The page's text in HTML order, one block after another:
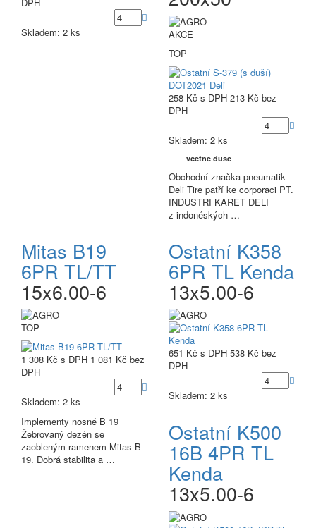
Skladem: 2 ks
AKCE
TOP
258 Kč s DPH 213 Kč bez
DPH
Skladem: 2 ks
včetně duše
Obchodní značka pneumatik
Deli Tire patří ke corporaci PT.
INDUSTRI KARET DELI
z indonéských …
Mitas B19
6PR TL/TT
15x6.00-6
TOP
1 308 Kč s DPH 1 081 Kč bez
DPH
Skladem: 2 ks
Implementy nosné B 19
Žebrovaný dezén se
zaobleným ramenem Mitas B
19. Dobrá stabilita a …
Ostatní K358
6PR TL Kenda
13x5.00-6
651 Kč s DPH 538 Kč bez
DPH
Skladem: 2 ks
Ostatní K500
16B 4PR TL
Kenda
13x5.00-6